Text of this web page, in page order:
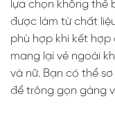
lựa chọn không thể
được làm từ chất
phù hợp khi kết
mang lại vẻ ngoài
và nữ. Bạn có thể
để trông gọn gàng